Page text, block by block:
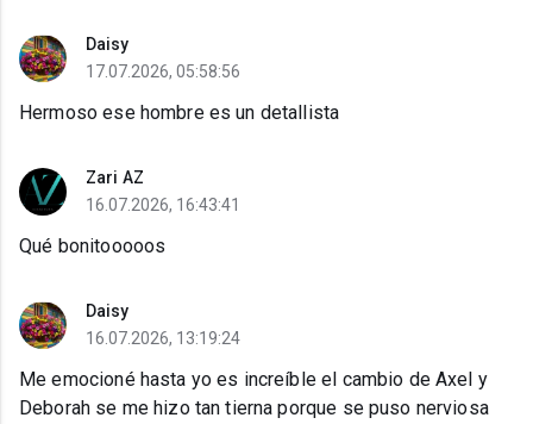
Daisy
17.07.2026, 05:58:56
Hermoso ese hombre es un detallista
Zari AZ
16.07.2026, 16:43:41
Qué bonitooooos
Daisy
16.07.2026, 13:19:24
Me emocioné hasta yo es increíble el cambio de Axel y
Deborah se me hizo tan tierna porque se puso nerviosa